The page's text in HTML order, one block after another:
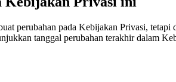
perubahan pada Kebijakan Privasi,
tanggal perubahan terakhir dalam